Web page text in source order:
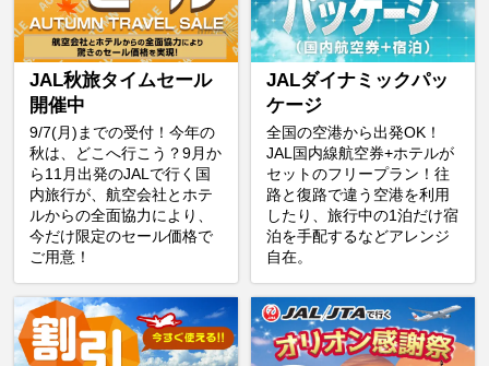
JAL秋旅タイムセール
開催中
9/7(月)までの受付！今年の
秋は、どこへ行こう？9月か
ら11月出発のJALで行く国
内旅行が、航空会社とホテ
ルからの全面協力により、
今だけ限定のセール価格で
ご用意！
JALダイナミックパッ
ケージ
全国の空港から出発OK！
JAL国内線航空券+ホテルが
セットのフリープラン！往
路と復路で違う空港を利用
したり、旅行中の1泊だけ宿
泊を手配するなどアレンジ
自在。